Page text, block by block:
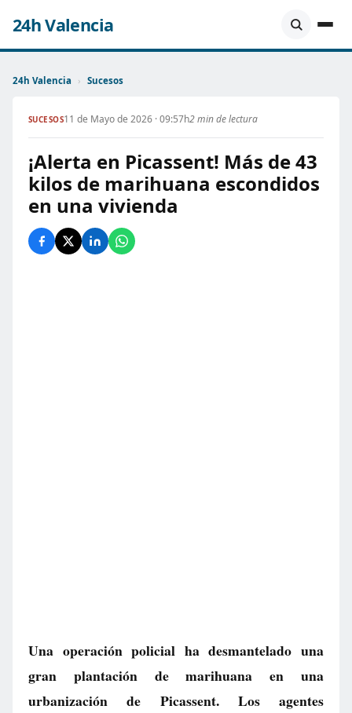
24h Valencia
24h Valencia › Sucesos
SUCESOS11 de Mayo de 2026 · 09:57h2 min de lectura
¡Alerta en Picassent! Más de 43
kilos de marihuana escondidos
en una vivienda
Una operación policial ha desmantelado una
gran plantación de marihuana en una
urbanización de Picassent. Los agentes